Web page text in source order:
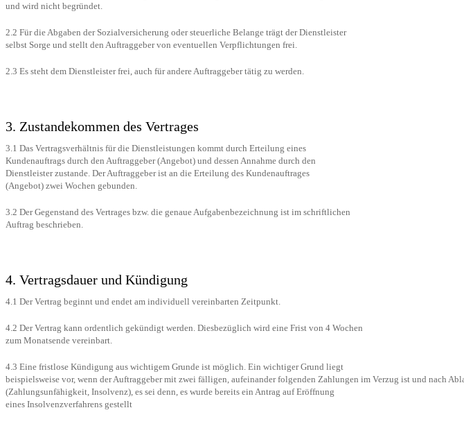
und wird nicht begründet.
2.2 Für die Abgaben der Sozialversicherung oder steuerliche Belange trägt der Dienstleister
selbst Sorge und stellt den Auftraggeber von eventuellen Verpflichtungen frei.
2.3 Es steht dem Dienstleister frei, auch für andere Auftraggeber tätig zu werden.
3. Zustandekommen des Vertrages
3.1 Das Vertragsverhältnis für die Dienstleistungen kommt durch Erteilung eines
Kundenauftrags durch den Auftraggeber (Angebot) und dessen Annahme durch den
Dienstleister zustande. Der Auftraggeber ist an die Erteilung des Kundenauftrages
(Angebot) zwei Wochen gebunden.
3.2 Der Gegenstand des Vertrages bzw. die genaue Aufgabenbezeichnung ist im schriftlichen
Auftrag beschrieben.
4. Vertragsdauer und Kündigung
4.1 Der Vertrag beginnt und endet am individuell vereinbarten Zeitpunkt.
4.2 Der Vertrag kann ordentlich gekündigt werden. Diesbezüglich wird eine Frist von 4 Wochen
zum Monatsende vereinbart.
4.3 Eine fristlose Kündigung aus wichtigem Grunde ist möglich. Ein wichtiger Grund liegt
beispielsweise vor, wenn der Auftraggeber mit zwei fälligen, aufeinander folgenden Zahlungen im Verzug ist und nach
(Zahlungsunfähigkeit, Insolvenz), es sei denn, es wurde bereits ein Antrag auf Eröffnung
eines Insolvenzverfahrens gestellt